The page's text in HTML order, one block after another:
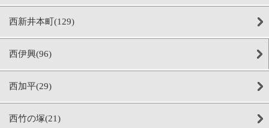
西新井本町(129)
西伊興(96)
西加平(29)
西竹の塚(21)